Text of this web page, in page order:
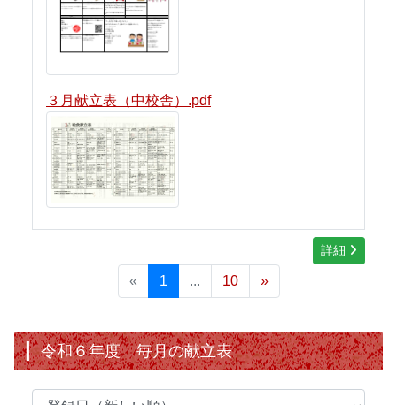
３月献立表（中校舎）.pdf
詳細
« 1 ... 10 »
令和６年度 毎月の献立表